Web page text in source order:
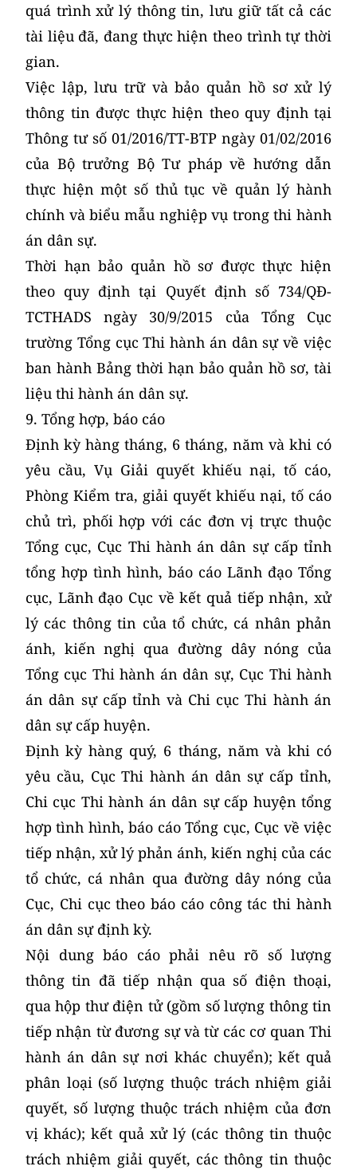
quá trình xử lý thông tin, lưu giữ tất cả các
tài liệu đã, đang thực hiện theo trình tự thời
gian.
Việc lập, lưu trữ và bảo quản hồ sơ xử lý
thông tin được thực hiện theo quy định tại
Thông tư số 01/2016/TT-BTP ngày 01/02/2016
của Bộ trưởng Bộ Tư pháp về hướng dẫn
thực hiện một số thủ tục về quản lý hành
chính và biểu mẫu nghiệp vụ trong thi hành
án dân sự.
Thời hạn bảo quản hồ sơ được thực hiện
theo quy định tại Quyết định số 734/QĐ-
TCTHADS ngày 30/9/2015 của Tổng Cục
trường Tổng cục Thi hành án dân sự về việc
ban hành Bảng thời hạn bảo quản hồ sơ, tài
liệu thi hành án dân sự.
9. Tổng hợp, báo cáo
Định kỳ hàng tháng, 6 tháng, năm và khi có
yêu cầu, Vụ Giải quyết khiếu nại, tố cáo,
Phòng Kiểm tra, giải quyết khiếu nại, tố cáo
chủ trì, phối hợp với các đơn vị trực thuộc
Tổng cục, Cục Thi hành án dân sự cấp tỉnh
tổng hợp tình hình, báo cáo Lãnh đạo Tổng
cục, Lãnh đạo Cục về kết quả tiếp nhận, xử
lý các thông tin của tổ chức, cá nhân phản
ánh, kiến nghị qua đường dây nóng của
Tổng cục Thi hành án dân sự, Cục Thi hành
án dân sự cấp tỉnh và Chi cục Thi hành án
dân sự cấp huyện.
Định kỳ hàng quý, 6 tháng, năm và khi có
yêu cầu, Cục Thi hành án dân sự cấp tỉnh,
Chi cục Thi hành án dân sự cấp huyện tổng
hợp tình hình, báo cáo Tổng cục, Cục về việc
tiếp nhận, xử lý phản ánh, kiến nghị của các
tổ chức, cá nhân qua đường dây nóng của
Cục, Chi cục theo báo cáo công tác thi hành
án dân sự định kỳ.
Nội dung báo cáo phải nêu rõ số lượng
thông tin đã tiếp nhận qua số điện thoại,
qua hộp thư điện tử (gồm số lượng thông tin
tiếp nhận từ đương sự và từ các cơ quan Thi
hành án dân sự nơi khác chuyển); kết quả
phân loại (số lượng thuộc trách nhiệm giải
quyết, số lượng thuộc trách nhiệm của đơn
vị khác); kết quả xử lý (các thông tin thuộc
trách nhiệm giải quyết, các thông tin thuộc